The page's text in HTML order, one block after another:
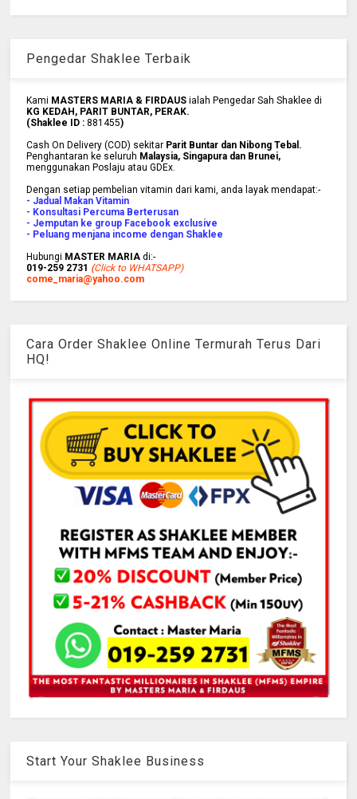
Pengedar Shaklee Terbaik
Kami MASTERS MARIA & FIRDAUS ialah Pengedar Sah Shaklee di
KG KEDAH, PARIT BUNTAR, PERAK.
(Shaklee ID :881455)
Cash On Delivery (COD) sekitar Parit Buntar dan Nibong Tebal.
Penghantaran ke seluruh Malaysia, Singapura dan Brunei,
menggunakan Poslaju atau GDEx.
Dengan setiap pembelian vitamin dari kami, anda layak mendapat:-
- Jadual Makan Vitamin
- Konsultasi Percuma Berterusan
- Jemputan ke group Facebook exclusive
- Peluang menjana income dengan Shaklee
Hubungi MASTER MARIA di:-
019-259 2731 (Click to WHATSAPP)
come_maria@yahoo.com
Cara Order Shaklee Online Termurah Terus Dari
HQ!
Start Your Shaklee Business